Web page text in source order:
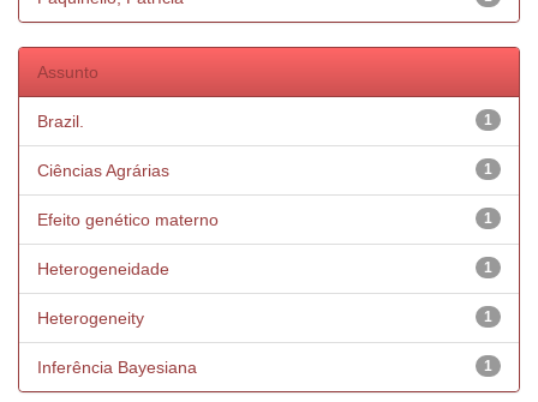
Assunto
1
Brazil.
1
Ciências Agrárias
1
Efeito genético materno
1
Heterogeneidade
1
Heterogeneity
1
Inferência Bayesiana